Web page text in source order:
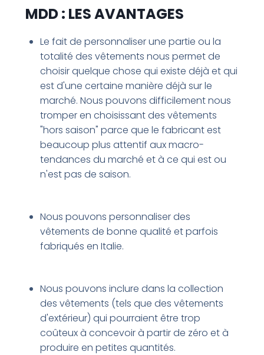
MDD : LES AVANTAGES
Le fait de personnaliser une partie ou la
totalité des vêtements nous permet de
choisir quelque chose qui existe déjà et qui
est d'une certaine manière déjà sur le
marché. Nous pouvons difficilement nous
tromper en choisissant des vêtements
"hors saison" parce que le fabricant est
beaucoup plus attentif aux macro-
tendances du marché et à ce qui est ou
n'est pas de saison.
Nous pouvons personnaliser des
vêtements de bonne qualité et parfois
fabriqués en Italie.
Nous pouvons inclure dans la collection
des vêtements (tels que des vêtements
d'extérieur) qui pourraient être trop
coûteux à concevoir à partir de zéro et à
produire en petites quantités.